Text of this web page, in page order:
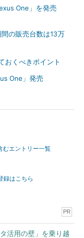
One」を発売
の販売台数は13万
おくべきポイント
One」発売
むエントリー一覧
録はこちら
PR
活用の壁」を乗り越